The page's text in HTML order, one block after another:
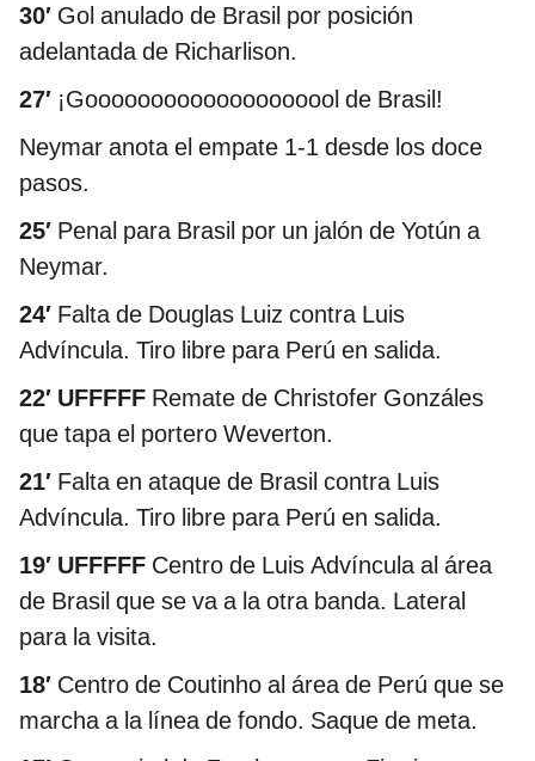
30′ Gol anulado de Brasil por posición
adelantada de Richarlison.
27′ ¡Goooooooooooooooooool de Brasil!
Neymar anota el empate 1-1 desde los doce
pasos.
25′ Penal para Brasil por un jalón de Yotún a
Neymar.
24′ Falta de Douglas Luiz contra Luis
Advíncula. Tiro libre para Perú en salida.
22′ UFFFFF Remate de Christofer Gonzáles
que tapa el portero Weverton.
21′ Falta en ataque de Brasil contra Luis
Advíncula. Tiro libre para Perú en salida.
19′ UFFFFF Centro de Luis Advíncula al área
de Brasil que se va a la otra banda. Lateral
para la visita.
18′ Centro de Coutinho al área de Perú que se
marcha a la línea de fondo. Saque de meta.